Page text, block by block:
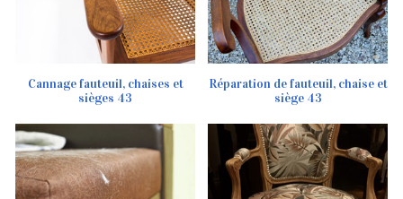
Cannage fauteuil, chaises et
sièges 43
Réparation de fauteuil, chaise et
siège 43